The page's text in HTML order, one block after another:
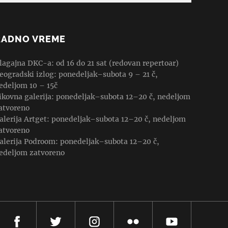
VREME
DKC-a: od 16 do 21 sat (redovan repertoar)
izlog: ponedeljak–subota 9 – 21 č,
10 – 15č
galerija: ponedeljak–subota 12–20 č, nedeljom
Artget: ponedeljak–subota 12–20 č, nedeljom
Podroom: ponedeljak–subota 12–20 č,
zatvoreno